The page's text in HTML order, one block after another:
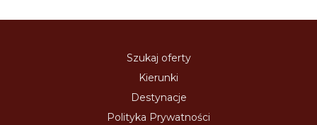
Szukaj oferty
Kierunki
Destynacje
Polityka Prywatności